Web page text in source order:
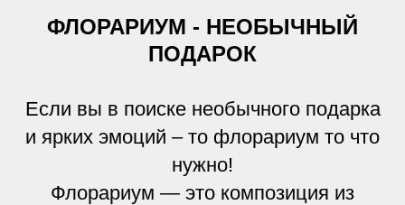
ФЛОРАРИУМ - НЕОБЫЧНЫЙ
ПОДАРОК
Если вы в поиске необычного подарка
и ярких эмоций – то флорариум то что
нужно!
Флорариум — это композиция из